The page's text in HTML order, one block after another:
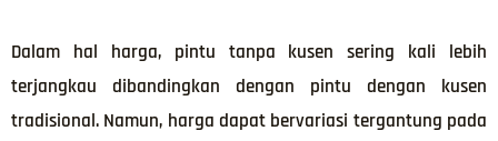
Dalam hal harga, pintu tanpa kusen sering kali lebih
terjangkau dibandingkan dengan pintu dengan kusen
tradisional. Namun, harga dapat bervariasi tergantung pada